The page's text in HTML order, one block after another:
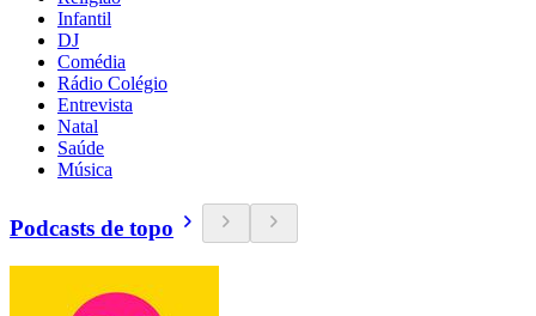
Infantil
DJ
Comédia
Rádio Colégio
Entrevista
Natal
Saúde
Música
Podcasts de topo